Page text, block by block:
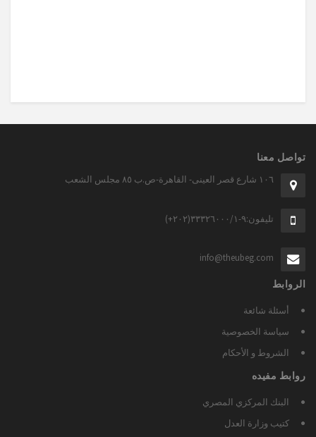
تواصل معنا
١٠٦ شارع قصر العينى- القاهرة-ص.ب ٨٥ مجلس الشعب
تليفون:٩-٣٣٣٢٦٠٠٠/١(٢٠٢+)
info@theubeg.com
الروابط
أسئلة شائعة
سياسة الخصوصية
الشروط و الأحكام
روابط مفيده
البنك المركزي المصري
كتيب وزارة العدل